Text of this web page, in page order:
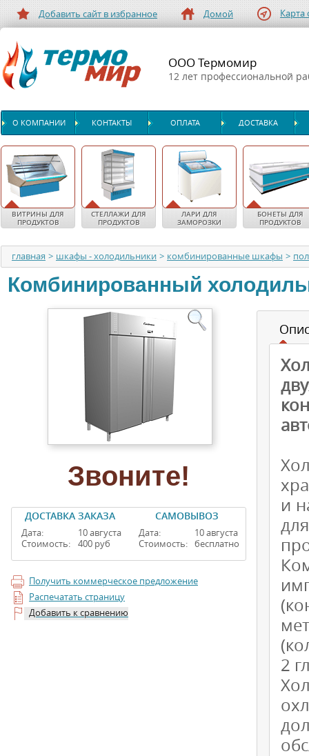
Добавить сайт в избранное Домой Карта
ООО Термомир
12 лет профессиональной
О КОМПАНИИ КОНТАКТЫ ОПЛАТА ДОСТАВКА
ВИТРИНЫ ДЛЯ
ПРОДУКТОВ
СТЕЛЛАЖИ ДЛЯ
ПРОДУКТОВ
ЛАРИ ДЛЯ
ЗАМОРОЗКИ
БОНЕТЫ ДЛЯ
ПРОДУКТОВ
главная > шкафы - холодильники > комбинированные шкафы >
Комбинированный
Звоните!
ДОСТАВКА ЗАКАЗА
Дата:
Стоимость:
10 августа
400 руб
САМОВЫВОЗ
Дата:
Стоимость:
10 августа
бесплатно
Получить коммерческое предложение
Распечатать страницу
Добавить к сравнению
и
2